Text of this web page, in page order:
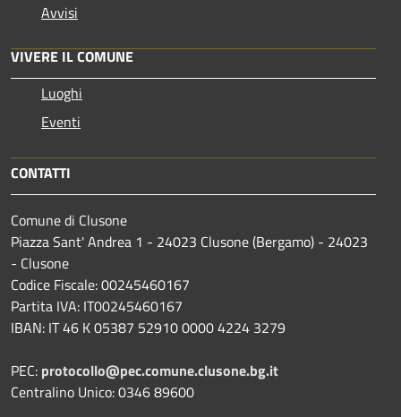
Avvisi
VIVERE IL COMUNE
Luoghi
Eventi
CONTATTI
Comune di Clusone
Piazza Sant' Andrea 1 - 24023 Clusone (Bergamo) - 24023
- Clusone
Codice Fiscale: 00245460167
Partita IVA: IT00245460167
IBAN: IT 46 K 05387 52910 0000 4224 3279
PEC: protocollo@pec.comune.clusone.bg.it
Centralino Unico: 0346 89600